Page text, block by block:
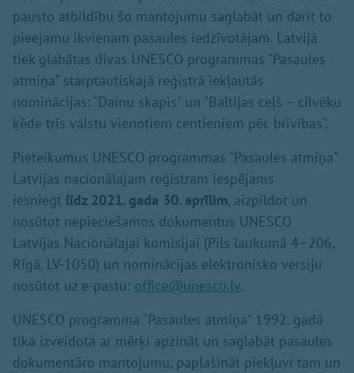
pausto atbildību šo mantojumu saglabāt un darīt to
pieejamu ikvienam pasaules iedzīvotājam. Latvijā
tiek glabātas divas UNESCO programmas "Pasaules
atmiņa” starptautiskajā reģistrā iekļautās
nominācijas: "Dainu skapis" un "Baltijas ceļš – cilvēku
ķēde trīs valstu vienotiem centieniem pēc brīvības".
Pieteikumus UNESCO programmas "Pasaules atmiņa"
Latvijas nacionālajam reģistram iespējams
iesniegt līdz 2021. gada 30. aprīlim, aizpildot un
nosūtot nepieciešamos dokumentus UNESCO
Latvijas Nacionālajai komisijai (Pils laukumā 4–206,
Rīgā, LV-1050) un nominācijas elektronisko versiju
nosūtot uz e-pastu: office@unesco.lv.
UNESCO programma "Pasaules atmiņa" 1992. gadā
tika izveidota ar mērķi apzināt un saglabāt pasaules
dokumentāro mantojumu, paplašināt piekļuvi tam un